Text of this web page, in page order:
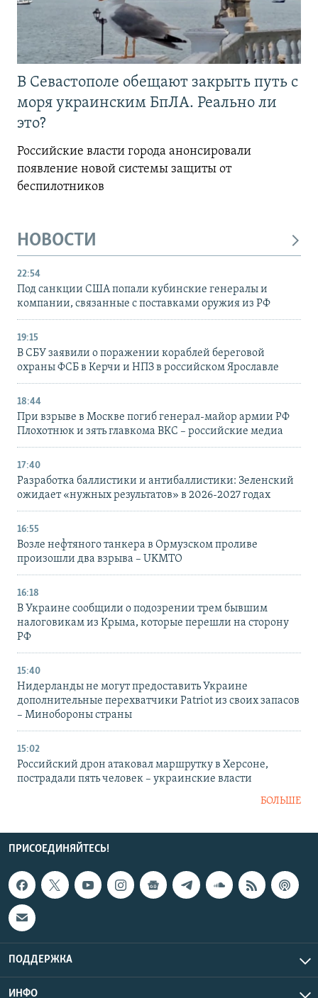
В Севастополе обещают закрыть путь с
моря украинским БпЛА. Реально ли
это?
Российские власти города анонсировали
появление новой системы защиты от
беспилотников
НОВОСТИ
22:54
Под санкции США попали кубинские генералы и
компании, связанные с поставками оружия из РФ
19:15
В СБУ заявили о поражении кораблей береговой
охраны ФСБ в Керчи и НПЗ в российском Ярославле
18:44
При взрыве в Москве погиб генерал-майор армии РФ
Плохотнюк и зять главкома ВКС – российские медиа
17:40
Разработка баллистики и антибаллистики: Зеленский
ожидает «нужных результатов» в 2026-2027 годах
16:55
Возле нефтяного танкера в Ормузском проливе
произошли два взрыва – UKMTO
16:18
В Украине сообщили о подозрении трем бывшим
налоговикам из Крыма, которые перешли на сторону
РФ
15:40
Нидерланды не могут предоставить Украине
дополнительные перехватчики Patriot из своих запасов
– Минобороны страны
15:02
Российский дрон атаковал маршрутку в Херсоне,
пострадали пять человек – украинские власти
БОЛЬШЕ
ПРИСОЕДИНЯЙТЕСЬ!
ПОДДЕРЖКА
ИНФО